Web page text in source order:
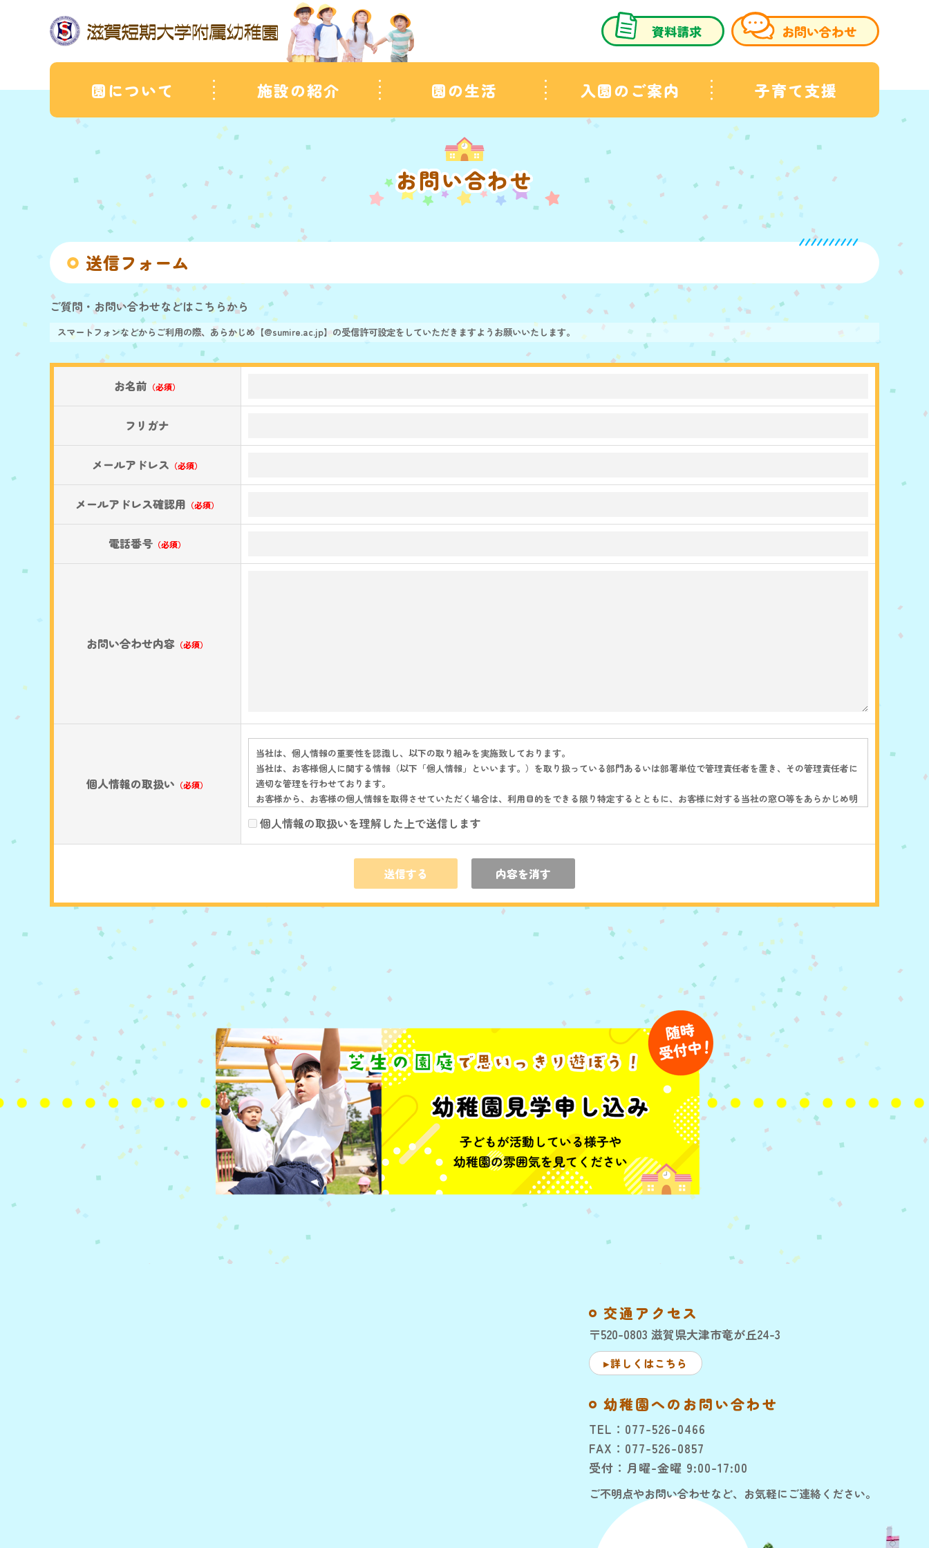
資料請求 お問い合わせ
園について 施設の紹介 園の生活 入園のご案内 子育て支援
お問い合わせ
送信フォーム
ご質問・お問い合わせなどはこちらから
スマートフォンなどからご利用の際、あらかじめ【@sumire.ac.jp】の受信許可設定をしていただきますようお願いいたします。
お名前 （必須）
フリガナ
メールアドレス （必須）
メールアドレス確認用 （必須）
電話番号 （必須）
お問い合わせ内容 （必須）
個人情報の取扱い （必須）
当社は、個人情報の重要性を認識し、以下の取り組みを実施致しております。
当社は、お客様個人に関する情報（以下「個人情報」といいます。）を取り扱っている部門あるいは部署単位で管理責任者を置き、その管理責任者に
適切な管理を行わせております。
お客様から、お客様の個人情報を取得させていただく場合は、利用目的をできる限り特定するとともに、お客様に対する当社の窓口等をあらかじめ明
当社は、お客様より取得させていただいた個人情報を適切に管理し、お客様の同意を得た会社以外の第三者に提供、開示等一切いたしません。
当社が、上記におけるお客様の同意に基づき個人情報を提供する会社には、お客様の個人情報を漏洩や再提供等しないよう、契約により義務づけ、適
切な管理を実施させております。
当社は、当社が保有する個人情報に関して適用される法令、規範を遵守するとともに、上記各項における取り組みを適宜見直し、改善していきます。
個人情報の取扱いを理解した上で送信します
送信する 内容を消す
交通アクセス
〒520-0803 滋賀県大津市竜が丘24-3
詳しくはこちら
幼稚園へのお問い合わせ
TEL： 077-526-0466
FAX：077-526-0857
受付：月曜-金曜 9:00-17:00
ご不明点やお問い合わせなど、お気軽にご連絡ください。